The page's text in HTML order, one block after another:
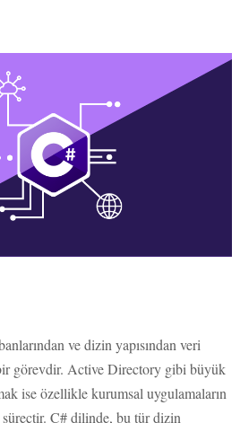
görevdir. Active Directory gibi büyük
ise özellikle kurumsal uygulamaların
C# dilinde, bu tür dizin